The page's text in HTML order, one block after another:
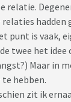
relatie.
hadden
punt is vaak,
twee het
Maar in
hebben.
zit ik